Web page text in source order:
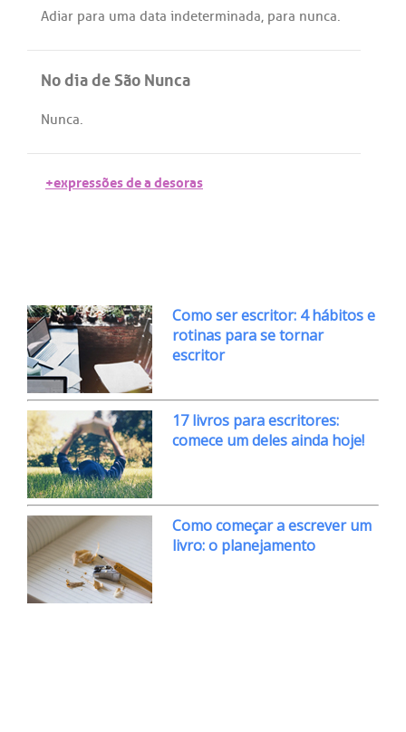
Adiar para uma data indeterminada, para nunca.
No dia de São Nunca
Nunca.
+expressões de a desoras
Como ser escritor: 4 hábitos e
rotinas para se tornar
escritor
17 livros para escritores:
comece um deles ainda hoje!
Como começar a escrever um
livro: o planejamento